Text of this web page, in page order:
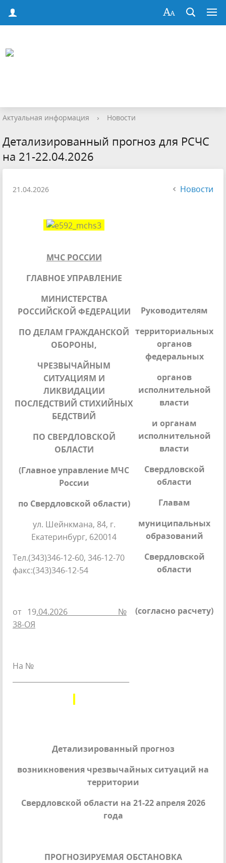
Актуальная информация › Новости
Детализированный прогноз для РСЧС
на 21-22.04.2026
21.04.2026 Новости
Руководителям
территориальных
органов
федеральных
органов
исполнительной
власти
и органам
исполнительной
власти
Свердловской
области
Главам
муниципальных
образований
Свердловской
области
(согласно расчету)
МЧС РОССИИ
ГЛАВНОЕ УПРАВЛЕНИЕ
МИНИСТЕРСТВА
РОССИЙСКОЙ ФЕДЕРАЦИИ
ПО ДЕЛАМ ГРАЖДАНСКОЙ
ОБОРОНЫ,
ЧРЕЗВЫЧАЙНЫМ
СИТУАЦИЯМ И
ЛИКВИДАЦИИ
ПОСЛЕДСТВИЙ СТИХИЙНЫХ
БЕДСТВИЙ
ПО СВЕРДЛОВСКОЙ
ОБЛАСТИ
(Главное управление МЧС
России
по Свердловской области)
ул. Шейнкмана, 84, г.
Екатеринбург, 620014
Тел.(343)346-12-60, 346-12-70
факс:(343)346-12-54
от 19.04.2026 №
38-ОЯ
На №
Детализированный прогноз
возникновения чрезвычайных ситуаций на
территории
Свердловской области на 21-22 апреля 2026
года
ПРОГНОЗИРУЕМАЯ ОБСТАНОВКА